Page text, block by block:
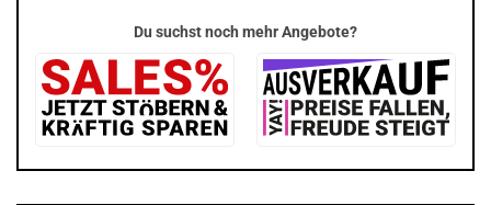
Du suchst noch mehr Angebote?